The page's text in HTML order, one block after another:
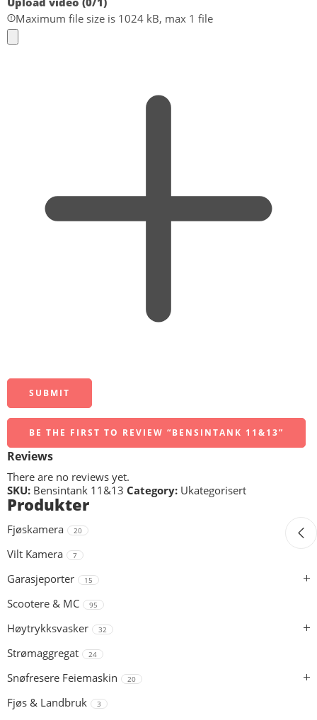
Maximum file size is 1024 kB, max 1 file
BE THE FIRST TO REVIEW “BENSINTANK 11&13”
Reviews
There are no reviews yet.
SKU: Bensintank 11&13 Category: Ukategorisert
Produkter
Fjøskamera 20
Vilt Kamera 7
Garasjeporter 15
Scootere & MC 95
Høytrykksvasker 32
Strømaggregat 24
Snøfresere Feiemaskin 20
Fjøs & Landbruk 3